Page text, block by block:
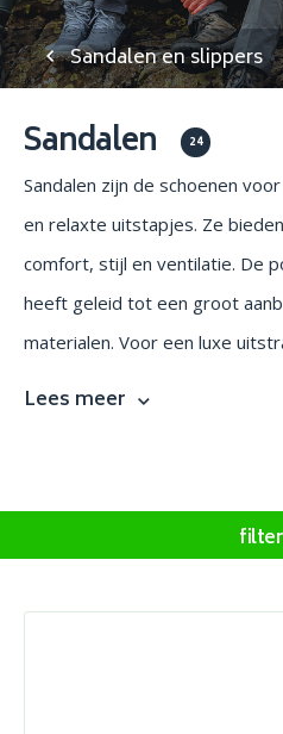
Sandalen en slippers
Sandalen 24
Sandalen zijn de schoenen
en relaxte uitstapjes. Ze
comfort, stijl en ventilatie. De
heeft geleid tot een groot
materialen. Voor een luxe
Lees meer